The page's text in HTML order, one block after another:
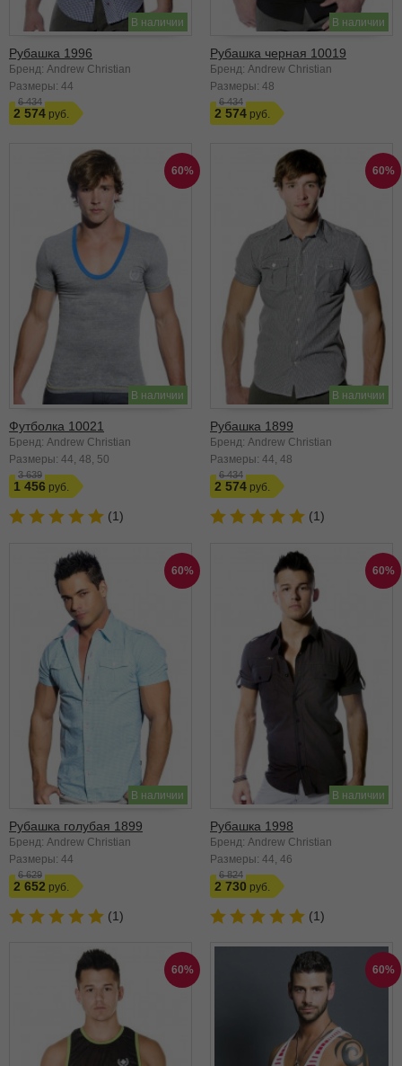
В наличии
Рубашка 1996
Бренд: Andrew Christian
Размеры: 44
6 434
2 574
В наличии
Рубашка черная 10019
Бренд: Andrew Christian
Размеры: 48
6 434
2 574
60%
В наличии
Футболка 10021
Бренд: Andrew Christian
Размеры: 44 48 50
3 639
1 456
(1)
60%
В наличии
Рубашка 1899
Бренд: Andrew Christian
Размеры: 44 48
6 434
2 574
(1)
60%
В наличии
Рубашка голубая 1899
Бренд: Andrew Christian
Размеры: 44
6 629
2 652
(1)
60%
В наличии
Рубашка 1998
Бренд: Andrew Christian
Размеры: 44 46
6 824
2 730
(1)
60% 60%